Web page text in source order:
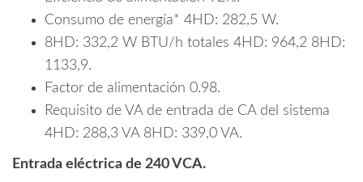
Consumo de energía* 4HD: 282,5 W.
8HD: 332,2 W BTU/h totales 4HD: 964,2 8HD:
1133,9.
Factor de alimentación 0.98.
Requisito de VA de entrada de CA del sistema
4HD: 288,3 VA 8HD: 339,0 VA.
Entrada eléctrica de 240 VCA.